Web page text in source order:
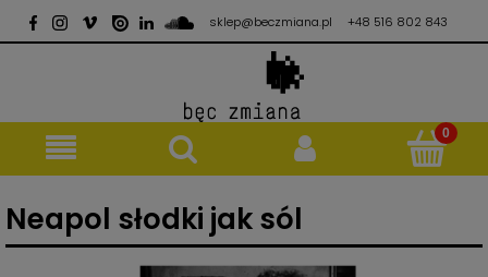
sklep@beczmiana.pl +48 516 802 843
Neapol słodki jak sól